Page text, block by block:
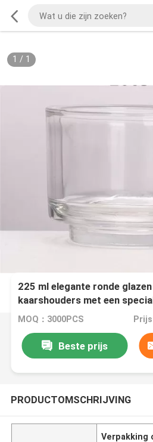
1 / 1
225 ml elegante ronde
kaarshouders met een
MOQ：3000PCS
Beste prijs
PRODUCTOMSCHRIJVING
Verpakking